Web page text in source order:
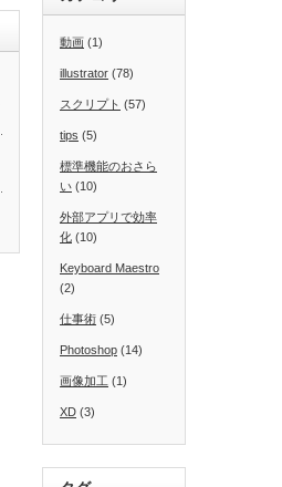
動画 (1)
illustrator (78)
スクリプト (57)
tips (5)
標準機能のおさら
い (10)
外部アプリで効率
化 (10)
Keyboard Maestro
(2)
仕事術 (5)
Photoshop (14)
画像加工 (1)
XD (3)